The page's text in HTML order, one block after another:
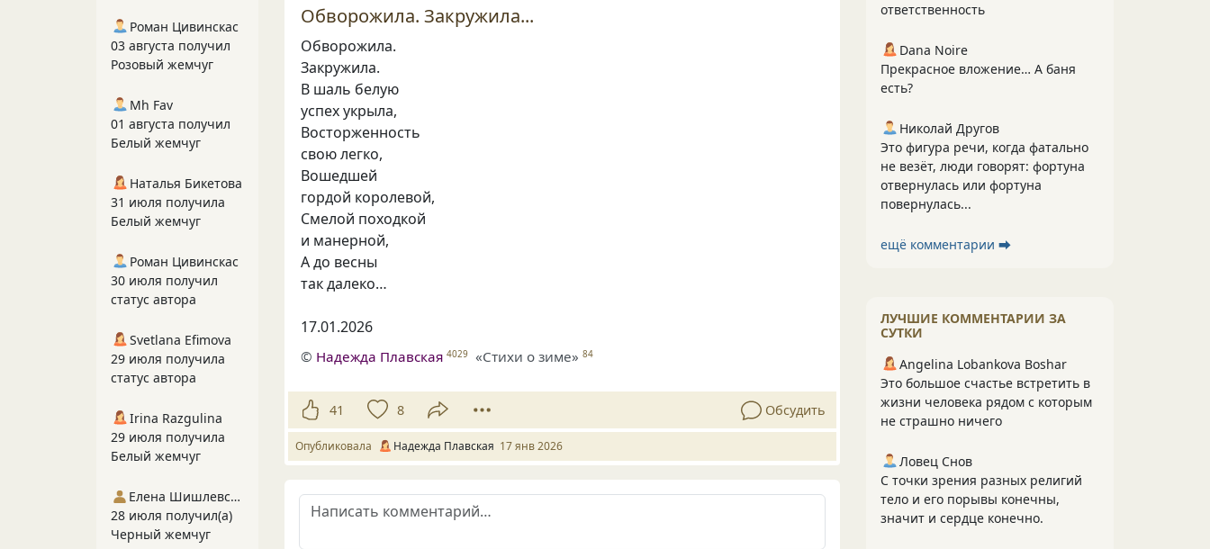
Обворожила. Закружила...
Обворожила.
Закружила.
В шаль белую
успех укрыла,
Восторженность
свою легко,
Вошедшей
гордой королевой,
Смелой походкой
и манерной,
А до весны
так далеко…
17.01.2026
© Надежда Плавская 4029 «Стихи о зиме» 84
41 8 Обсудить
Опубликовала Надежда Плавская 17 янв 2026
ответственность
Dana Noire
Прекрасное вложение… А баня
есть?
Николай Другов
Это фигура речи, когда фатально
не везёт, люди говорят: фортуна
отвернулась или фортуна
повернулась...
ещё комментарии ⮕
ЛУЧШИЕ КОММЕНТАРИИ ЗА
СУТКИ
Angelina Lobankova Boshar
Это большое счастье встретить в
жизни человека рядом с которым
не страшно ничего
Ловец Снов
С точки зрения разных религий
тело и его порывы конечны,
значит и сердце конечно.
Роман Цивинскас
03 августа получил
Розовый жемчуг
Mh Fav
01 августа получил
Белый жемчуг
Наталья Бикетова
31 июля получила
Белый жемчуг
Роман Цивинскас
30 июля получил
статус автора
Svetlana Efimova
29 июля получила
статус автора
Irina Razgulina
29 июля получила
Белый жемчуг
Елена Шишлевская
28 июля получил(а)
Черный жемчуг